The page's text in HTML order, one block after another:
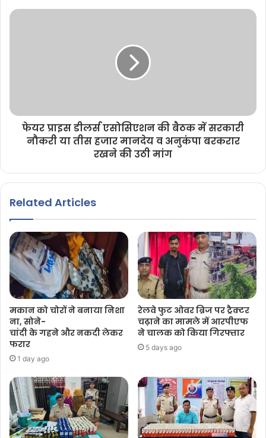
फेयर प्राइस डीलर्स एसोसिएशन की बैठक में सरकारी
नौकरी या तीस हजार मानदेय व अनुकंपा बरकरार
रखने की उठी मांग
Related Articles
मकान को चोरों ने बनाया निशा
ना, सोने-
चांदी के गहने और नकदी लेकर
फरार
1 day ago
रेलवे फुट ओवर ब्रिज पर ट्रैक्टर
चढ़ाने का मामले में आरपीएफ
ने चालक को किया गिरफ्तार
5 days ago